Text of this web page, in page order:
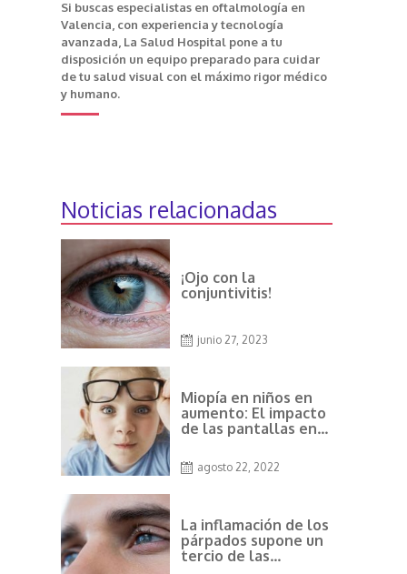
Si buscas especialistas en oftalmología en
Valencia, con experiencia y tecnología
avanzada, La Salud Hospital pone a tu
disposición un equipo preparado para cuidar
de tu salud visual con el máximo rigor médico
y humano.
Noticias relacionadas
¡Ojo con la
conjuntivitis!
junio 27, 2023
Miopía en niños en
aumento: El impacto
de las pantallas en
agosto 22, 2022
La inflamación de los
párpados supone un
tercio de las